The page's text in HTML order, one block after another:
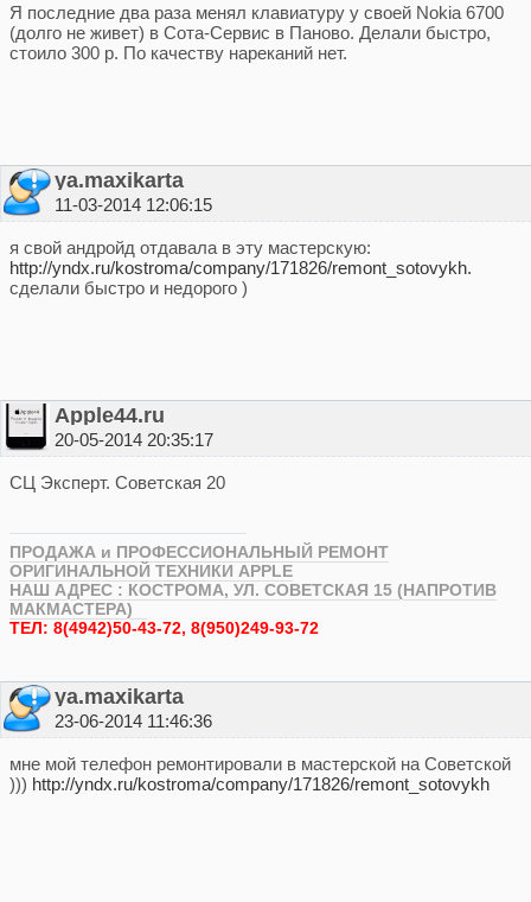
Я последние два раза менял клавиатуру у своей Nokia 6700
(долго не живет) в Сота-Сервис в Паново. Делали быстро,
стоило 300 р. По качеству нареканий нет.
ya.maxikarta
11-03-2014 12:06:15
я свой андройд отдавала в эту мастерскую:
http://yndx.ru/kostroma/company/171826/remont_sotovykh.
сделали быстро и недорого )
Apple44.ru
20-05-2014 20:35:17
СЦ Эксперт. Советская 20
ПРОДАЖА и ПРОФЕССИОНАЛЬНЫЙ РЕМОНТ
ОРИГИНАЛЬНОЙ ТЕХНИКИ APPLE
НАШ АДРЕС : КОСТРОМА, УЛ. СОВЕТСКАЯ 15 (НАПРОТИВ
МАКМАСТЕРА)
ТЕЛ: 8(4942)50-43-72, 8(950)249-93-72
ya.maxikarta
23-06-2014 11:46:36
мне мой телефон ремонтировали в мастерской на Советской
))) http://yndx.ru/kostroma/company/171826/remont_sotovykh